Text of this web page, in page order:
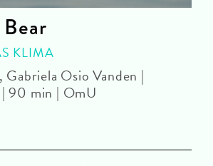
KLIMA
Gabriela Osio Vanden |
90 min | OmU